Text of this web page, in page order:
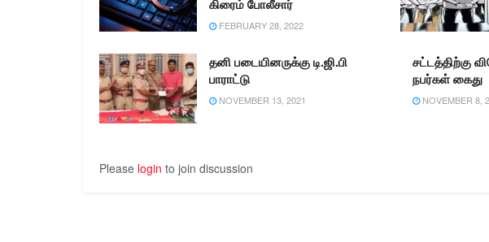
கிரைம் போலீசார்
FEBRUARY 28, 2022
தனி படையினருக்கு டி.ஜி.பி
பாராட்டு
NOVEMBER 13, 2021
சட்டத்திற்கு
நபர்கள் கைது
NOVEMBER 8,
Please login to join discussion